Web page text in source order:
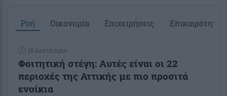
Ροή Οικονομία Επιχειρήσεις Επικαιρότητα
16 λεπτά πριν
Φοιτητική στέγη: Aυτές είναι οι 22
περιοχές της Αττικής με πιο προσιτά
ενοίκια